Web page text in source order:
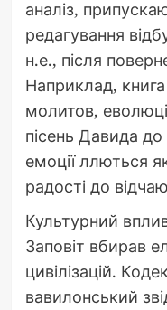
аналіз,
редагування
н.е., після
Наприклад, книга
молитов,
пісень Давида
емоції ллються
радості до
Культурний
Заповіт вбирав
цивілізацій.
вавилонський